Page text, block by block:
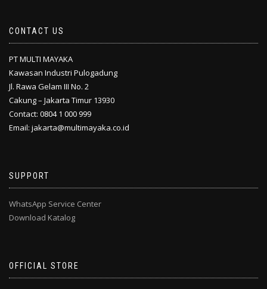
CONTACT US
PT MULTI MAYAKA
Kawasan Industri Pulogadung
Jl. Rawa Gelam III No. 2
Cakung – Jakarta Timur 13930
Contact: 0804 1 000 999
Email: jakarta@multimayaka.co.id
SUPPORT
WhatsApp Service Center
Download Katalog
OFFICIAL STORE